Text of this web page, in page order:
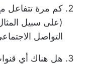
كم مرة تتفاعل
(على سبيل
التواصل
هل هناك أي